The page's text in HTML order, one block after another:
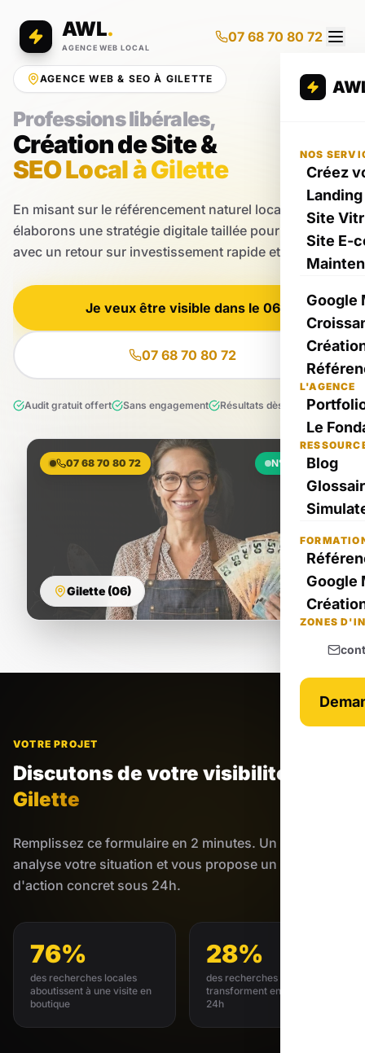
AWL.
AGENCE WEB LOCAL
07 68 70 80 72
NOS
Créez
Site
Site E-
Google
L'AGENCE
Le
Blog
Google
ZONES
AGENCE WEB & SEO À GILETTE
Professions libérales,
Création de Site &
SEO Local à Gilette
En misant sur le référencement naturel local, nous
élaborons une stratégie digitale taillée pour votre zone
avec un retour sur investissement rapide et prouvé.
Je veux être visible dans le 06
07 68 70 80 72
Audit gratuit offert Sans engagement Résultats dès le 1er mois
07 68 70 80 72
Gilette (06)
N°1 Local
VOTRE PROJET
Discutons de votre visibilité
Gilette
Remplissez ce formulaire en 2 minutes. Un expert
analyse votre situation et vous propose un plan
d'action concret sous 24h.
76%
des recherches locales
aboutissent à une visite en
boutique
28%
des recherches locales se
transforment en achat sous
24h